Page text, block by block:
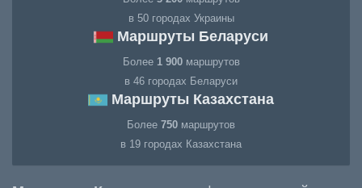
в 50 городах Украины
Маршруты Беларуси
Более 1 900маршрутов
в 46 городах Беларуси
Маршруты Казахстана
Более 750 маршрутов
в 19 городах Казахстана